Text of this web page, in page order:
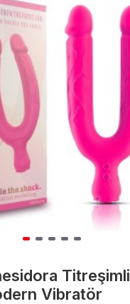
Titreşimli
Vibratör